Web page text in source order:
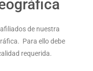
de nuestra
Para ello debe
requerida.